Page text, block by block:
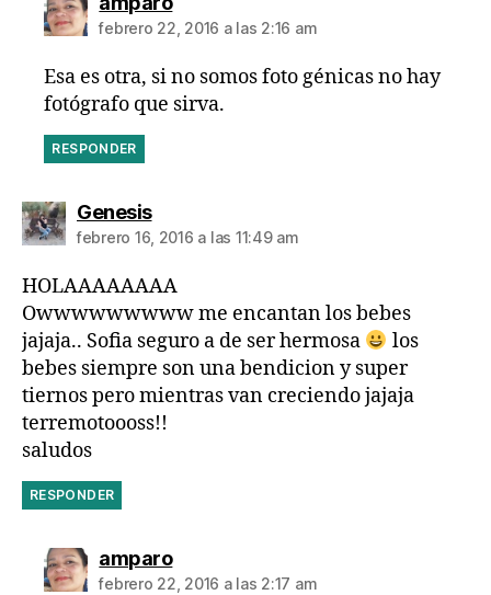
febrero 22, 2016 a las 2:16 am
Esa es otra, si no somos foto génicas no hay
fotógrafo que sirva.
RESPONDER
Genesisdice:
febrero 16, 2016 a las 11:49 am
HOLAAAAAAAA
Owwwwwwwww me encantan los bebes
jajaja.. Sofia seguro a de ser hermosa
los
bebes siempre son una bendicion y super
tiernos pero mientras van creciendo jajaja
terremotoooss!!
saludos
RESPONDER
amparodice:
febrero 22, 2016 a las 2:17 am